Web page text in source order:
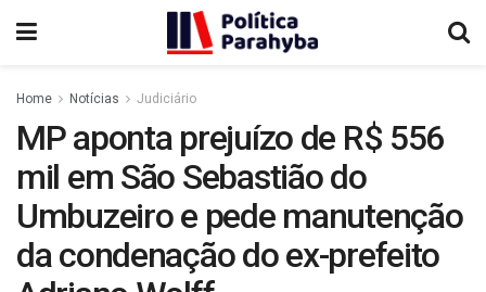
Home Notícias Judiciário
MP aponta prejuízo de R$ 556
mil em São Sebastião do
Umbuzeiro e pede manutenção
da condenação do ex-prefeito